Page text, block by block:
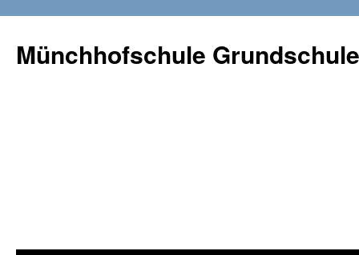
Münchhofschule